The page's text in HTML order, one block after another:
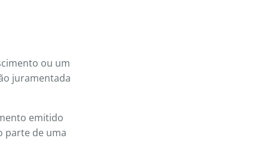
ou um
juramentada
emitido
parte de uma